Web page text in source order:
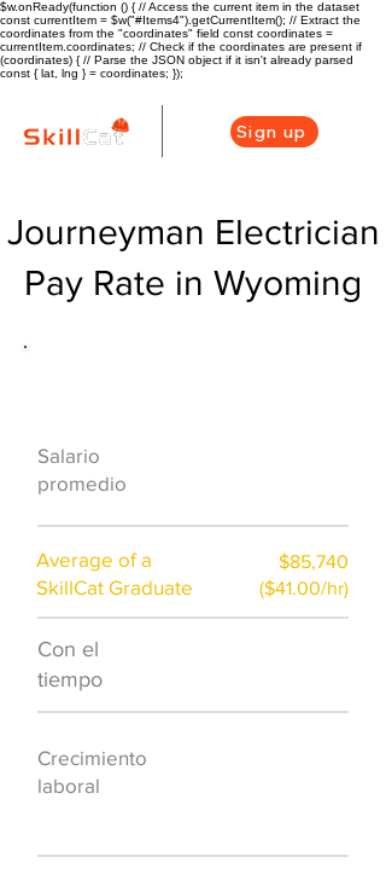
$w.onReady(function () { // Access the current item in the dataset
const currentItem = $w("#Items4").getCurrentItem(); // Extract the
coordinates from the "coordinates" field const coordinates =
currentItem.coordinates; // Check if the coordinates are present if
(coordinates) { // Parse the JSON object if it isn't already parsed
const { lat, lng } = coordinates; });
Sign up
Journeyman Electrician
Pay Rate in Wyoming
Salario
promedio
Average of a
SkillCat Graduate
$85,740
($41.00/hr)
Con el
tiempo
Crecimiento
laboral